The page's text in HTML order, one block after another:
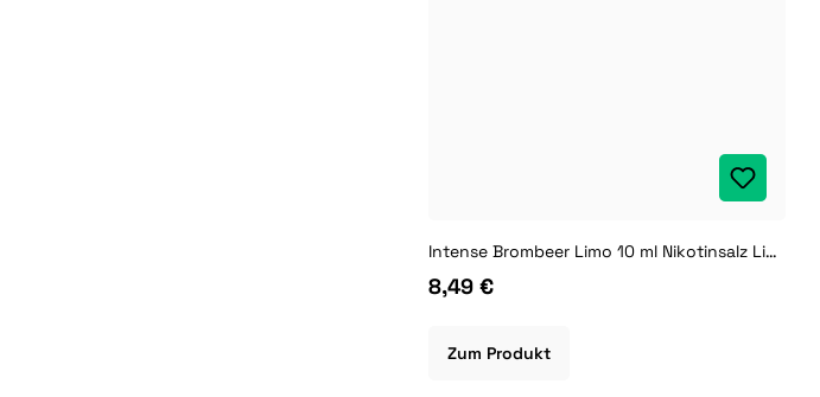
Intense Brombeer Limo 10 ml Nikotinsalz Liquid
8,49 €
Zum Produkt